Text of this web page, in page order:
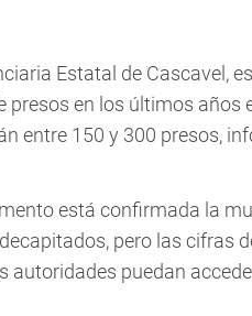
Estatal de Cascavel,
presos en los últimos años
entre 150 y 300 presos,
está confirmada la
pero las cifras
autoridades puedan